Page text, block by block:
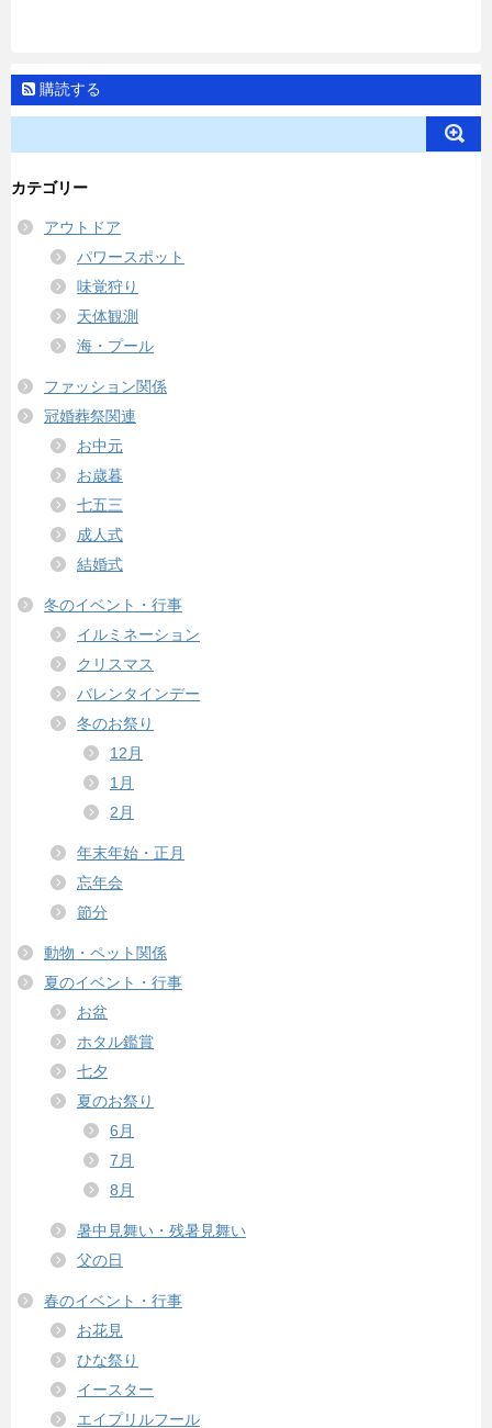
購読する
カテゴリー
アウトドア
パワースポット
味覚狩り
天体観測
海・プール
ファッション関係
冠婚葬祭関連
お中元
お歳暮
七五三
成人式
結婚式
冬のイベント・行事
イルミネーション
クリスマス
バレンタインデー
冬のお祭り
12月
1月
2月
年末年始・正月
忘年会
節分
動物・ペット関係
夏のイベント・行事
お盆
ホタル鑑賞
七夕
夏のお祭り
6月
7月
8月
暑中見舞い・残暑見舞い
父の日
春のイベント・行事
お花見
ひな祭り
イースター
エイプリルフール